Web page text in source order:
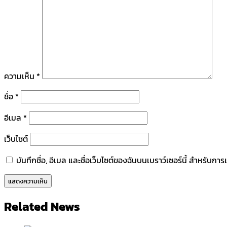
ความเห็น *
ชื่อ *
อีเมล *
เว็บไซต์
บันทึกชื่อ, อีเมล และชื่อเว็บไซต์ของฉันบนเบราว์เซอร์นี้ สำหรับกา
Related News